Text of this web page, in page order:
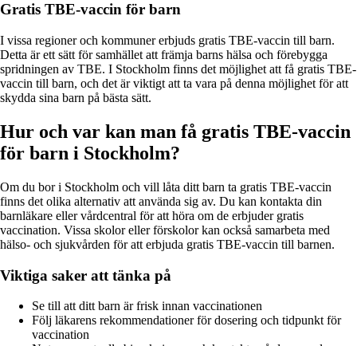
Gratis TBE-vaccin för barn
I vissa regioner och kommuner erbjuds gratis TBE-vaccin till barn.
Detta är ett sätt för samhället att främja barns hälsa och förebygga
spridningen av TBE. I Stockholm finns det möjlighet att få gratis TBE-
vaccin till barn, och det är viktigt att ta vara på denna möjlighet för att
skydda sina barn på bästa sätt.
Hur och var kan man få gratis TBE-vaccin
för barn i Stockholm?
Om du bor i Stockholm och vill låta ditt barn ta gratis TBE-vaccin
finns det olika alternativ att använda sig av. Du kan kontakta din
barnläkare eller vårdcentral för att höra om de erbjuder gratis
vaccination. Vissa skolor eller förskolor kan också samarbeta med
hälso- och sjukvården för att erbjuda gratis TBE-vaccin till barnen.
Viktiga saker att tänka på
Se till att ditt barn är frisk innan vaccinationen
Följ läkarens rekommendationer för dosering och tidpunkt för
vaccination